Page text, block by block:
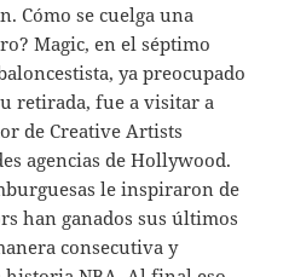
Cómo se cuelga una
Magic, en el séptimo
ya preocupado
retirada, fue a visitar a
de Creative Artists
agencias de Hollywood.
le inspiraron de
han ganados sus últimos
consecutiva y